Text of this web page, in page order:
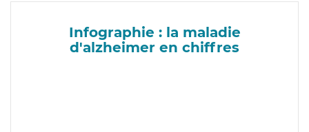
Infographie : la maladie
d'alzheimer en chiffres